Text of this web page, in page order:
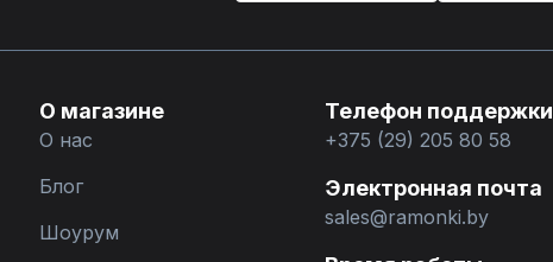
О магазине
О нас
Блог
Шоурум
Телефон поддержки
+375 (29) 205 80 58
Электронная почта
sales@ramonki.by